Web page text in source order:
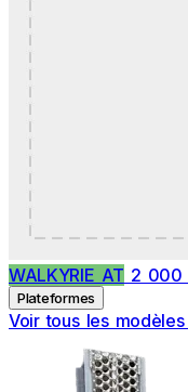
WALKYRIE AT 2 000
Plateformes
Voir tous les modèles